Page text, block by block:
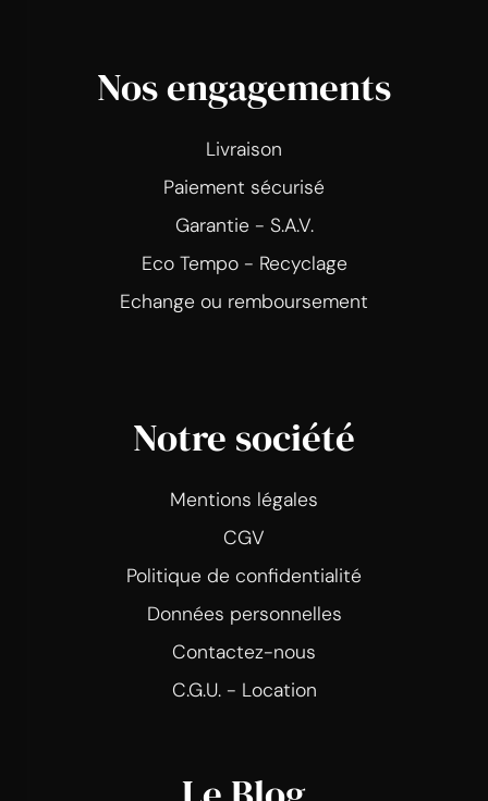
Nos engagements
Livraison
Paiement sécurisé
Garantie - S.A.V.
Eco Tempo - Recyclage
Echange ou remboursement
Notre société
Mentions légales
CGV
Politique de confidentialité
Données personnelles
Contactez-nous
C.G.U. - Location